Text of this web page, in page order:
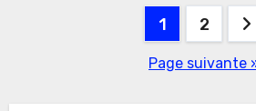
1 2
Page suivante